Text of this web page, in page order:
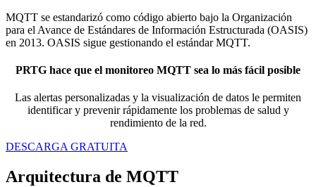
MQTT se estandarizó como código abierto bajo la Organización
para el Avance de Estándares de Información Estructurada (OASIS)
en 2013. OASIS sigue gestionando el estándar MQTT.
PRTG hace que el monitoreo MQTT sea lo más fácil posible
Las alertas personalizadas y la visualización de datos le permiten
identificar y prevenir rápidamente los problemas de salud y
rendimiento de la red.
DESCARGA GRATUITA
Arquitectura de MQTT